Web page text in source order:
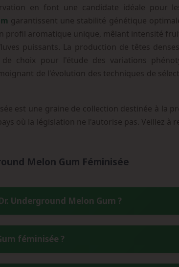
en font une candidate idéale pour
garantissent une stabilité génétique
profil aromatique unique, mêlant intensité
puissants. La production de têtes
choix pour l'étude des variations
de l'évolution des techniques de
est une graine de collection destinée à la
où la législation ne l'autorise pas. Veillez à
Melon Gum Féminisée
Underground Melon Gum ?
de citron acidulé, de chewing-gum sucré et
féminisée ?